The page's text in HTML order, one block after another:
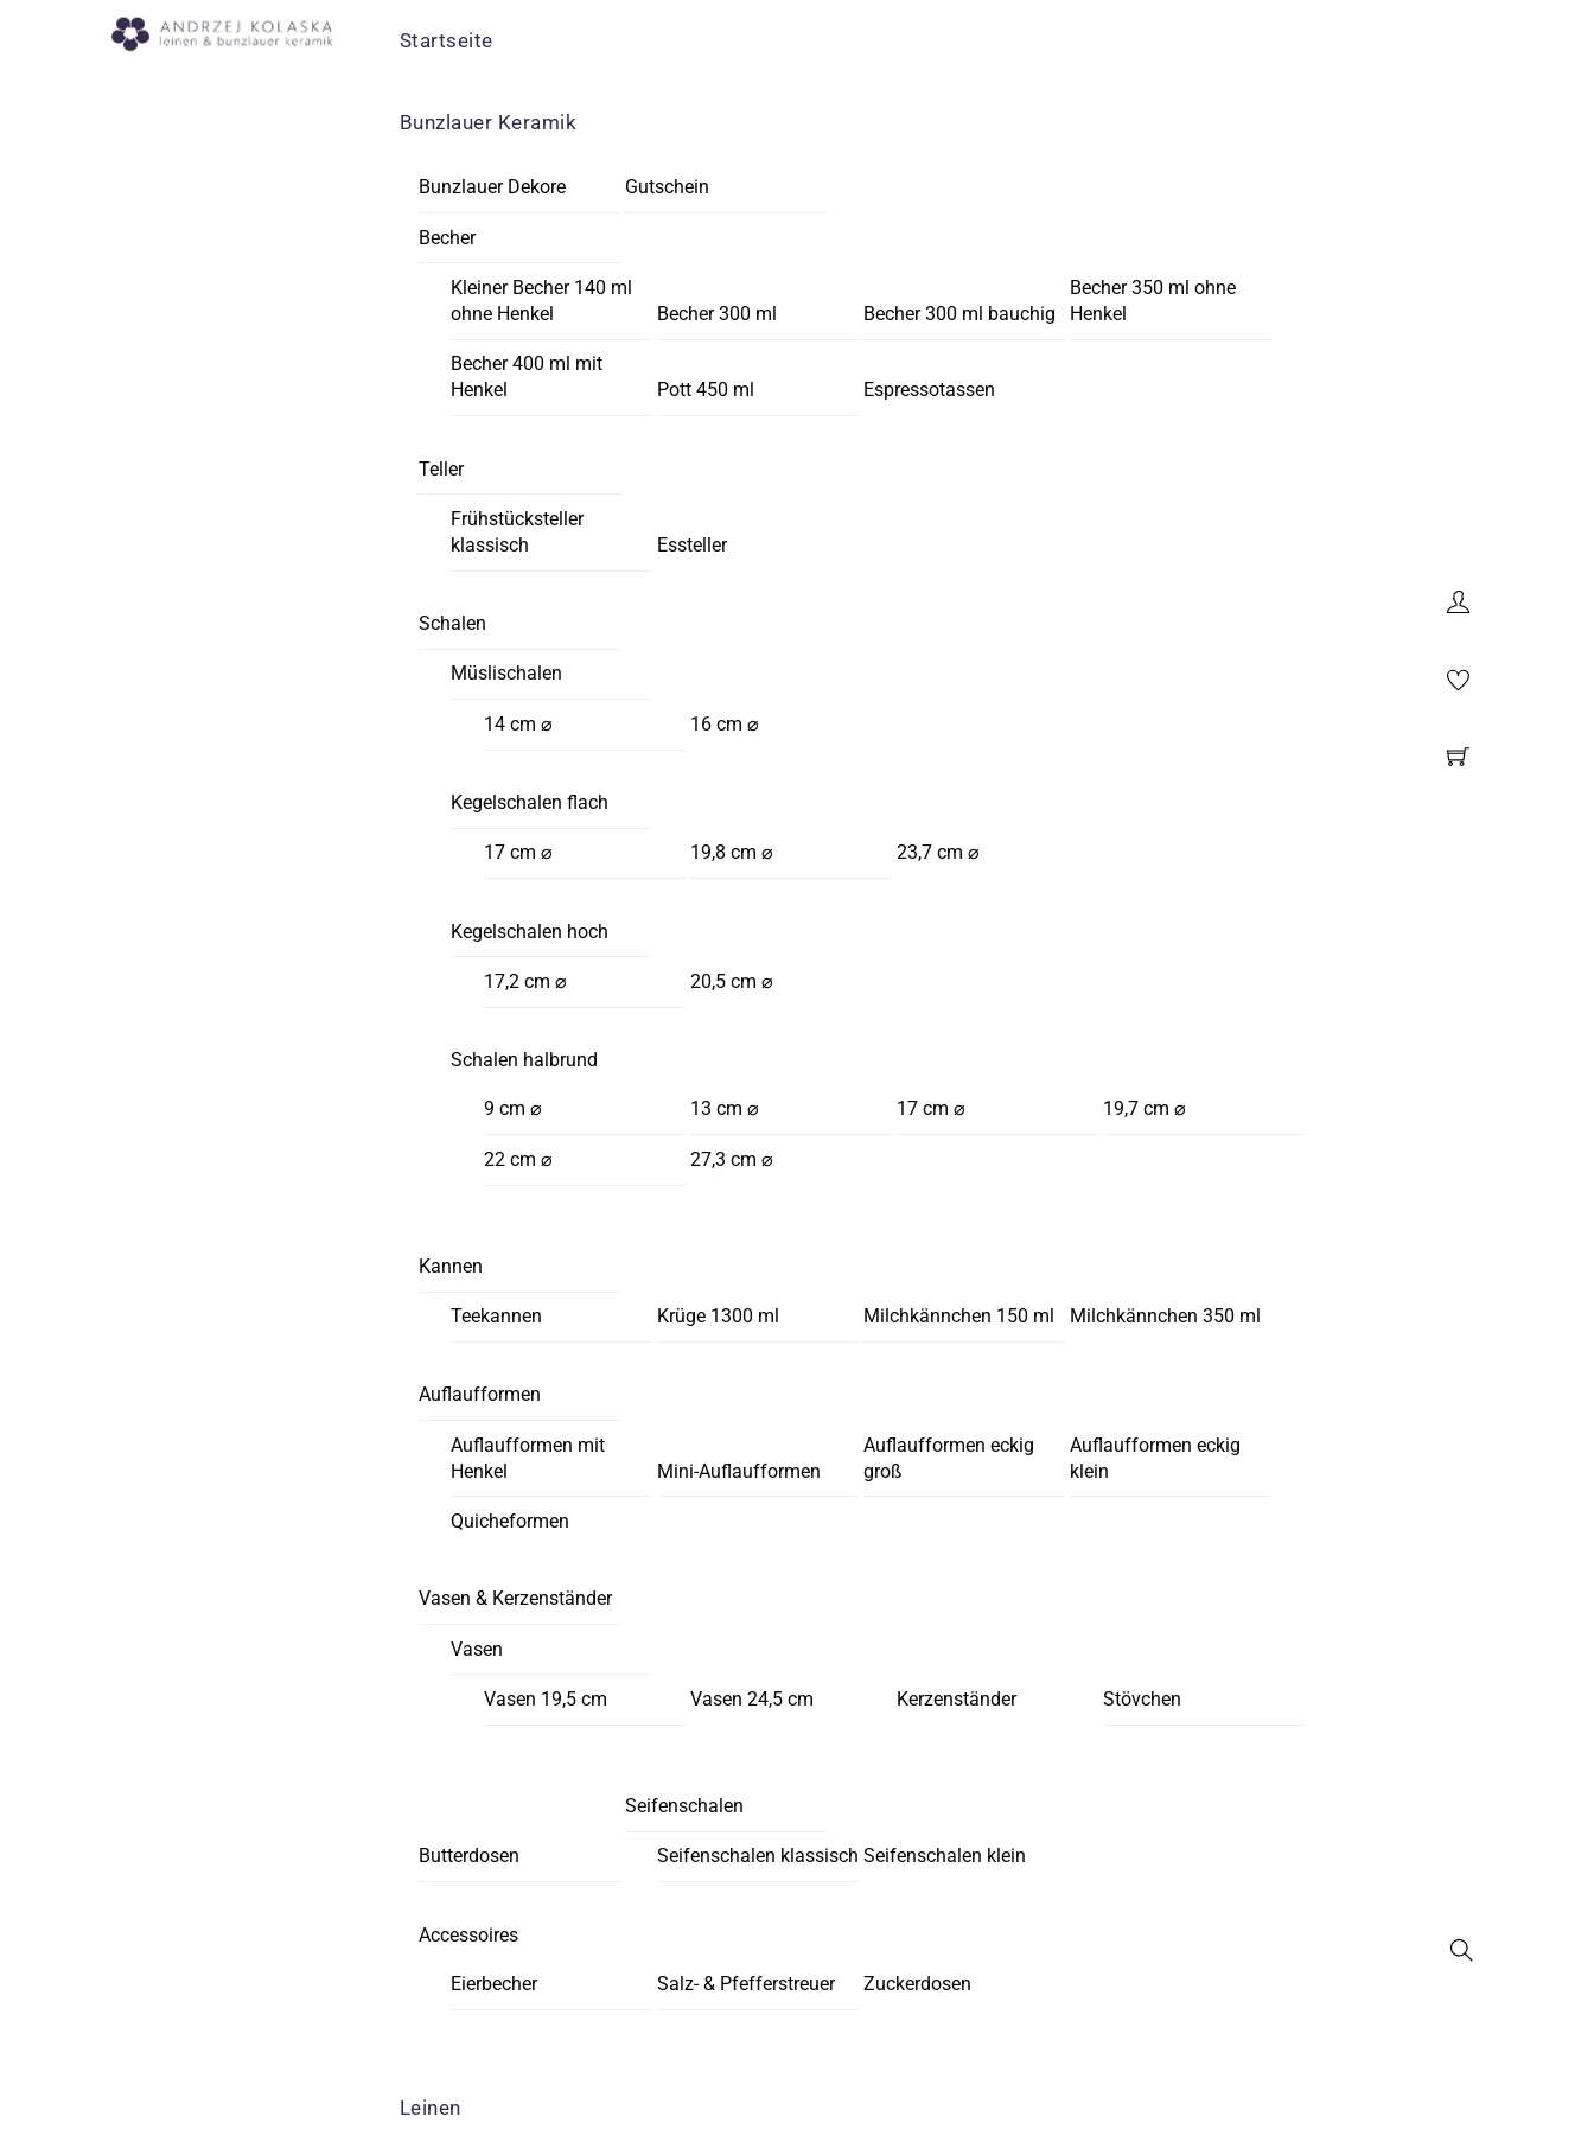
Menu
Startseite
Bunzlauer Keramik
Bunzlauer Dekore Gutschein
Becher
Kleiner Becher 140 ml
ohne Henkel
Becher 300 ml Becher 300 ml bauchig
Becher 350 ml ohne
Henkel
Becher 400 ml mit
Henkel
Pott 450 ml Espressotassen
Teller
Frühstücksteller
klassisch
Essteller
Schalen
Müslischalen
14 cm ⌀ 16 cm ⌀
Kegelschalen flach
17 cm ⌀ 19,8 cm ⌀ 23,7 cm ⌀
Kegelschalen hoch
17,2 cm ⌀ 20,5 cm ⌀
Schalen halbrund
9 cm ⌀ 13 cm ⌀ 17 cm ⌀ 19,7 cm ⌀
22 cm ⌀ 27,3 cm ⌀
Kannen
Teekannen Krüge 1300 ml Milchkännchen 150 ml Milchkännchen 350 ml
Auflaufformen
Auflaufformen mit
Henkel
Mini-Auflaufformen
Auflaufformen eckig
groß
Auflaufformen eckig
klein
Quicheformen
Vasen & Kerzenständer
Vasen
Vasen 19,5 cm Vasen 24,5 cm Kerzenständer Stövchen
Butterdosen
Seifenschalen
Seifenschalen klassisch Seifenschalen klein
Accessoires
Eierbecher Salz- & Pfefferstreuer Zuckerdosen
Leinen